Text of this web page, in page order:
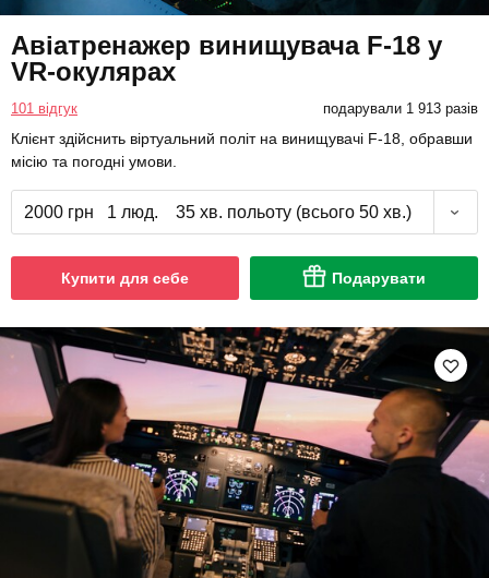
Авіатренажер винищувача F-18 у
VR-окулярах
101 відгук подарували 1 913 разів
Клієнт здійснить віртуальний політ на винищувачі F-18, обравши
місію та погодні умови.
2000 грн 1 люд. 35 хв. польоту (всього 50 хв.)
Купити для себе Подарувати